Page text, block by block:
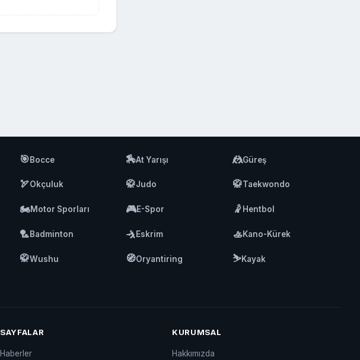
🎯Bocce 🏇At Yarışı 🤼Güreş
🏹Okçuluk 🥋Judo 🥋Taekwondo
🏍️Motor Sporları 🎮E-Spor 🤾 Hentbol
🏸Badminton 🤺Eskrim 🚣Kano-Kürek
🥋Wushu 🧭Oryantiring ⛷️Kayak
SAYFALAR
Haberler
KURUMSAL
Hakkımızda